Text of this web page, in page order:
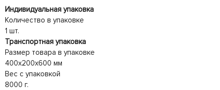
Индивидуальная упаковка
Количество в упаковке
1 шт.
Транспортная упаковка
Размер товара в упаковке
400x200x600 мм
Вес с упаковкой
8000 г.